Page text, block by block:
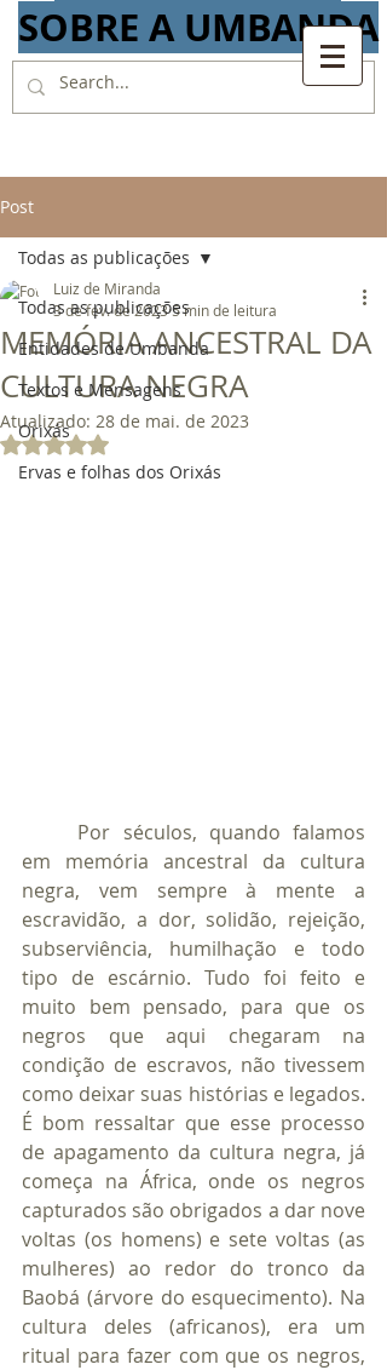
SOBRE A UMBANDA
Post
Todas as publicações
Entidades de Umbanda
Textos e Mensagens
Orixás
Ervas e folhas dos Orixás
Todas as publicações
MEMÓRIA ANCESTRAL DA
CULTURA NEGRA
Luiz de Miranda
3 de fev. de 20235 min de leitura
Atualizado: 28 de mai. de 2023
Avaliado com NaN de 5 estrelas.
em memória ancestral da cultura
negra, vem sempre à mente a
escravidão, a dor, solidão, rejeição,
subserviência, humilhação e todo
tipo de escárnio. Tudo foi feito e
muito bem pensado, para que os
negros que aqui chegaram na
condição de escravos, não tivessem
como deixar suas histórias e legados.
É bom ressaltar que esse processo
de apagamento da cultura negra, já
começa na África, onde os negros
capturados são obrigados a dar nove
voltas (os homens) e sete voltas (as
mulheres) ao redor do tronco da
Baobá (árvore do esquecimento). Na
cultura deles (africanos), era um
ritual para fazer com que os negros,